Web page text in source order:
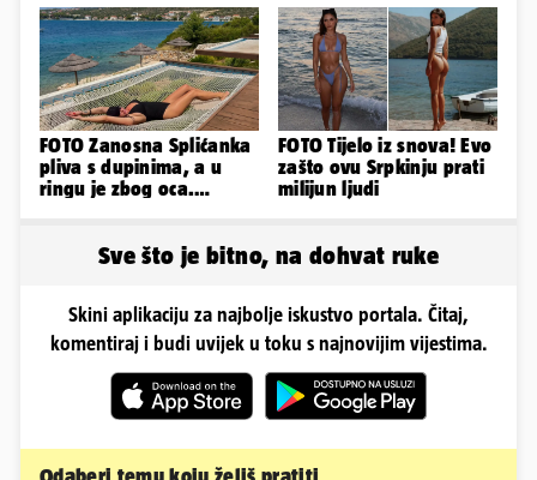
obline
FOTO Zanosna Splićanka
pliva s dupinima, a u
ringu je zbog oca.
FOTO Tijelo iz snova! Evo
zašto ovu Srpkinju prati
milijun ljudi
Sve što je bitno, na dohvat ruke
Skini aplikaciju za najbolje iskustvo portala. Čitaj,
komentiraj i budi uvijek u toku s najnovijim vijestima.